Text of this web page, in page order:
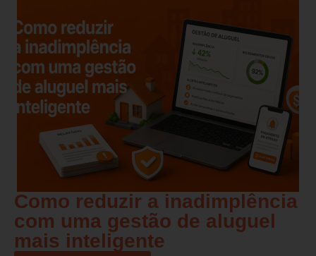
Como reduzir a inadimplência
com uma gestão de aluguel
mais inteligente